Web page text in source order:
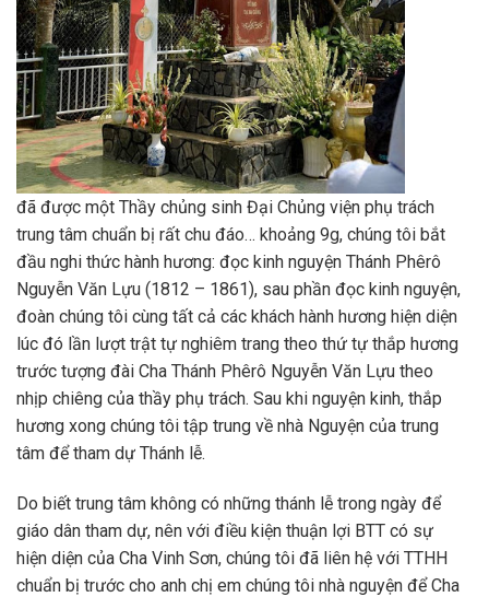
đã được một Thầy chủng sinh Đại Chủng viện phụ trách
trung tâm chuẩn bị rất chu đáo… khoảng 9g, chúng tôi bắt
đầu nghi thức hành hương: đọc kinh nguyện Thánh Phêrô
Nguyễn Văn Lựu (1812 – 1861), sau phần đọc kinh nguyện,
đoàn chúng tôi cùng tất cả các khách hành hương hiện diện
lúc đó lần lượt trật tự nghiêm trang theo thứ tự thắp hương
trước tượng đài Cha Thánh Phêrô Nguyễn Văn Lựu theo
nhịp chiêng của thầy phụ trách. Sau khi nguyện kinh, thắp
hương xong chúng tôi tập trung về nhà Nguyện của trung
tâm để tham dự Thánh lễ.
Do biết trung tâm không có những thánh lễ trong ngày để
giáo dân tham dự, nên với điều kiện thuận lợi BTT có sự
hiện diện của Cha Vinh Sơn, chúng tôi đã liên hệ với TTHH
chuẩn bị trước cho anh chị em chúng tôi nhà nguyện để Cha